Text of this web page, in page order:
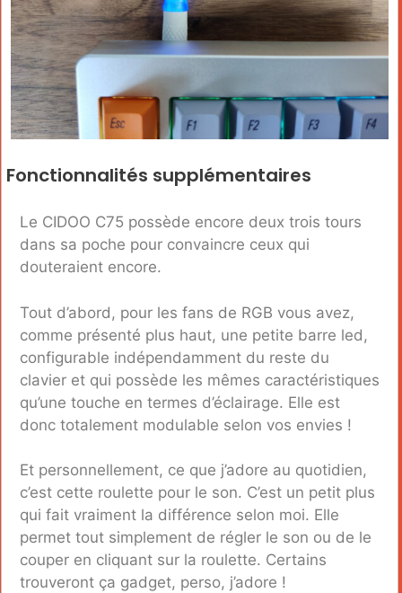
Fonctionnalités supplémentaires
Le CIDOO C75 possède encore deux trois tours
dans sa poche pour convaincre ceux qui
douteraient encore.
Tout d’abord, pour les fans de RGB vous avez,
comme présenté plus haut, une petite barre led,
configurable indépendamment du reste du
clavier et qui possède les mêmes caractéristiques
qu’une touche en termes d’éclairage. Elle est
donc totalement modulable selon vos envies !
Et personnellement, ce que j’adore au quotidien,
c’est cette roulette pour le son. C’est un petit plus
qui fait vraiment la différence selon moi. Elle
permet tout simplement de régler le son ou de le
couper en cliquant sur la roulette. Certains
trouveront ça gadget, perso, j’adore !